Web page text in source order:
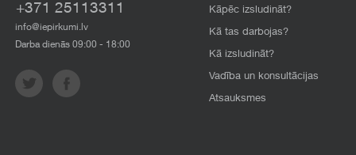
+371 25113311
info@iepirkumi.lv
Darba dienās 09:00 - 18:00
Kāpēc izsludināt?
Kā tas darbojas?
Kā izsludināt?
Vadība un konsultācijas
Atsauksmes